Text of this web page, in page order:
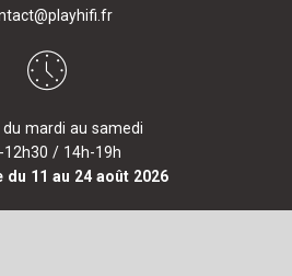
mardi au samedi
12h30 / 14h-19h
du 11 au 24 août 2026